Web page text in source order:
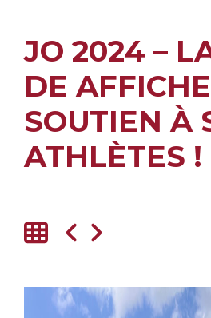
JO 2024 –
DE
SOUTIEN À
ATHLÈTES !